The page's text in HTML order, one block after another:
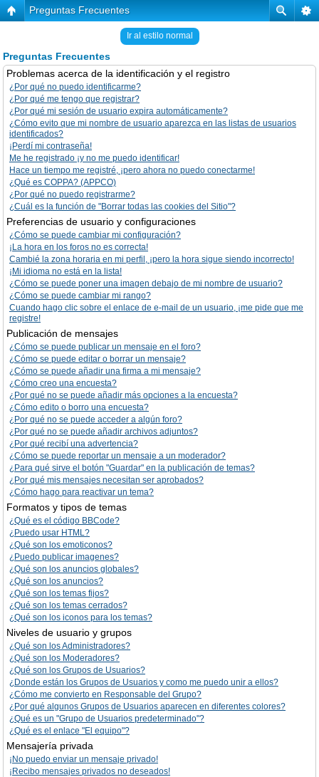
Preguntas Frecuentes
Ir al estilo normal
Preguntas Frecuentes
Problemas acerca de la identificación y el registro
¿Por qué no puedo identificarme?
¿Por qué me tengo que registrar?
¿Por qué mi sesión de usuario expira automáticamente?
¿Cómo evito que mi nombre de usuario aparezca en las listas de usuarios
identificados?
¡Perdí mi contraseña!
Me he registrado ¡y no me puedo identificar!
Hace un tiempo me registré, ¡pero ahora no puedo conectarme!
¿Qué es COPPA? (APPCO)
¿Por qué no puedo registrarme?
¿Cuál es la función de "Borrar todas las cookies del Sitio"?
Preferencias de usuario y configuraciones
¿Cómo se puede cambiar mi configuración?
¡La hora en los foros no es correcta!
Cambié la zona horaria en mi perfil, ¡pero la hora sigue siendo incorrecto!
¡Mi idioma no está en la lista!
¿Cómo se puede poner una imagen debajo de mi nombre de usuario?
¿Cómo se puede cambiar mi rango?
Cuando hago clic sobre el enlace de e-mail de un usuario, ¡me pide que me
registre!
Publicación de mensajes
¿Cómo se puede publicar un mensaje en el foro?
¿Cómo se puede editar o borrar un mensaje?
¿Cómo se puede añadir una firma a mi mensaje?
¿Cómo creo una encuesta?
¿Por qué no se puede añadir más opciones a la encuesta?
¿Cómo edito o borro una encuesta?
¿Por qué no se puede acceder a algún foro?
¿Por qué no se puede añadir archivos adjuntos?
¿Por qué recibí una advertencia?
¿Cómo se puede reportar un mensaje a un moderador?
¿Para qué sirve el botón "Guardar" en la publicación de temas?
¿Por qué mis mensajes necesitan ser aprobados?
¿Cómo hago para reactivar un tema?
Formatos y tipos de temas
¿Qué es el código BBCode?
¿Puedo usar HTML?
¿Qué son los emoticonos?
¿Puedo publicar imagenes?
¿Qué son los anuncios globales?
¿Qué son los anuncios?
¿Qué son los temas fijos?
¿Qué son los temas cerrados?
¿Qué son los iconos para los temas?
Niveles de usuario y grupos
¿Qué son los Administradores?
¿Qué son los Moderadores?
¿Qué son los Grupos de Usuarios?
¿Donde están los Grupos de Usuarios y como me puedo unir a ellos?
¿Cómo me convierto en Responsable del Grupo?
¿Por qué algunos Grupos de Usuarios aparecen en diferentes colores?
¿Qué es un "Grupo de Usuarios predeterminado"?
¿Qué es el enlace "El equipo"?
Mensajería privada
¡No puedo enviar un mensaje privado!
¡Recibo mensajes privados no deseados!